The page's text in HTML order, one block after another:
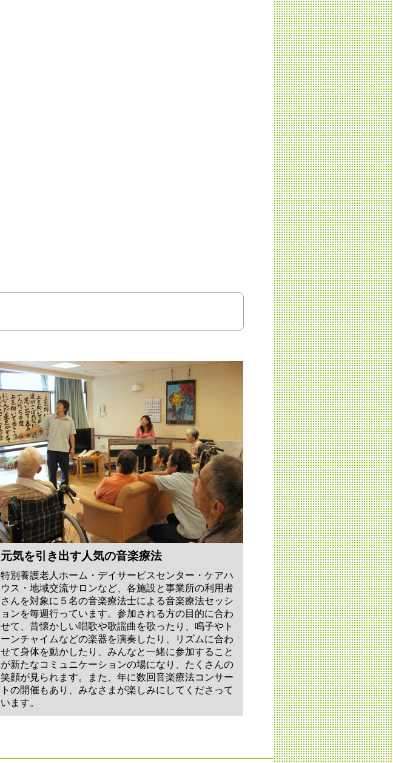
元気を引き出す人気の音楽療法
特別養護老人ホーム・デイサービスセンター・ケアハ
ウス・地域交流サロンなど、各施設と事業所の利用者
さんを対象に５名の音楽療法士による音楽療法セッシ
ョンを毎週行っています。参加される方の目的に合わ
せて、昔懐かしい唱歌や歌謡曲を歌ったり、鳴子やト
ーンチャイムなどの楽器を演奏したり、リズムに合わ
せて身体を動かしたり、みんなと一緒に参加すること
が新たなコミュニケーションの場になり、たくさんの
笑顔が見られます。また、年に数回音楽療法コンサー
トの開催もあり、みなさまが楽しみにしてくださって
います。